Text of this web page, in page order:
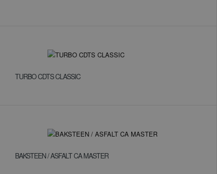
TURBO CDTS CLASSIC
BAKSTEEN / ASFALT CA MASTER